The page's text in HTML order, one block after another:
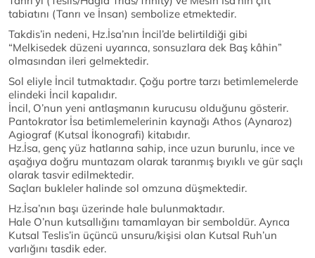
tabiatını (Tanrı ve İnsan) sembolize etmektedir.
Takdis’in nedeni, Hz.İsa’nın İncil’de belirtildiği gibi
“Melkisedek düzeni uyarınca, sonsuzlara dek Baş kâhin”
olmasından ileri gelmektedir.
Sol eliyle İncil tutmaktadır. Çoğu portre tarzı betimlemelerde
elindeki İncil kapalıdır.
İncil, O’nun yeni antlaşmanın kurucusu olduğunu gösterir.
Pantokrator İsa betimlemelerinin kaynağı Athos (Aynaroz)
Agiograf (Kutsal İkonografi) kitabıdır.
Hz.İsa, genç yüz hatlarına sahip, ince uzun burunlu, ince ve
aşağıya doğru muntazam olarak taranmış bıyıklı ve gür saçlı
olarak tasvir edilmektedir.
Saçları bukleler halinde sol omzuna düşmektedir.
Hz.İsa’nın başı üzerinde hale bulunmaktadır.
Hale O’nun kutsallığını tamamlayan bir semboldür. Ayrıca
Kutsal Teslis’in üçüncü unsuru/kişisi olan Kutsal Ruh’un
varlığını tasdik eder.